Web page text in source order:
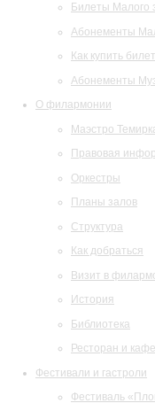
Билеты Малого
Абонементы
Как купить билет
Абонементы
О филармонии
Маэстро
Правовая
Оркестры
Планы залов
Структура
Как добраться
Визит в
История
Библиотека
Ресторан и кафе
Фестивали и гастроли
Фестиваль